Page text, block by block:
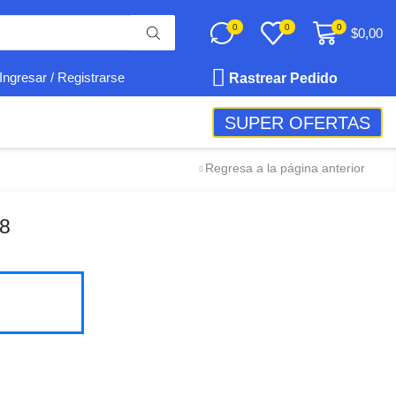
0 0 0 $0,00
Ingresar / Registrarse Rastrear Pedido
SUPER OFERTAS
Regresa a la página anterior